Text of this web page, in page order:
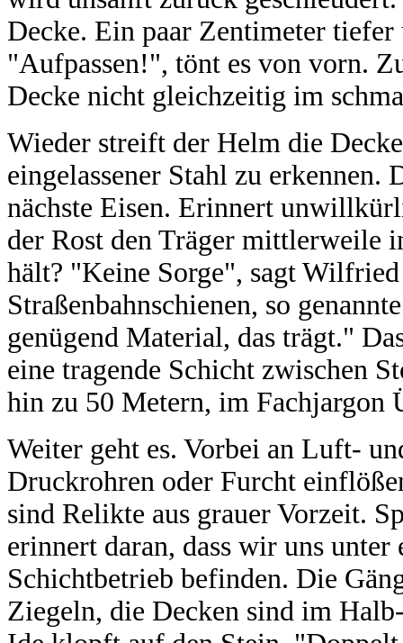
Decke. Ein paar Zentimeter tiefer
"Aufpassen!", tönt es von vorn.
Decke nicht gleichzeitig im
Wieder streift der Helm die
eingelassener Stahl zu erkennen.
nächste Eisen. Erinnert
der Rost den Träger mittlerweile
hält? "Keine Sorge", sagt
Straßenbahnschienen, so
genügend Material, das trägt."
eine tragende Schicht zwischen
hin zu 50 Metern, im Fachjargon
Weiter geht es. Vorbei an Luft-
Druckrohren oder Furcht
sind Relikte aus grauer Vorzeit.
erinnert daran, dass wir uns
Schichtbetrieb befinden. Die
Ziegeln, die Decken sind im